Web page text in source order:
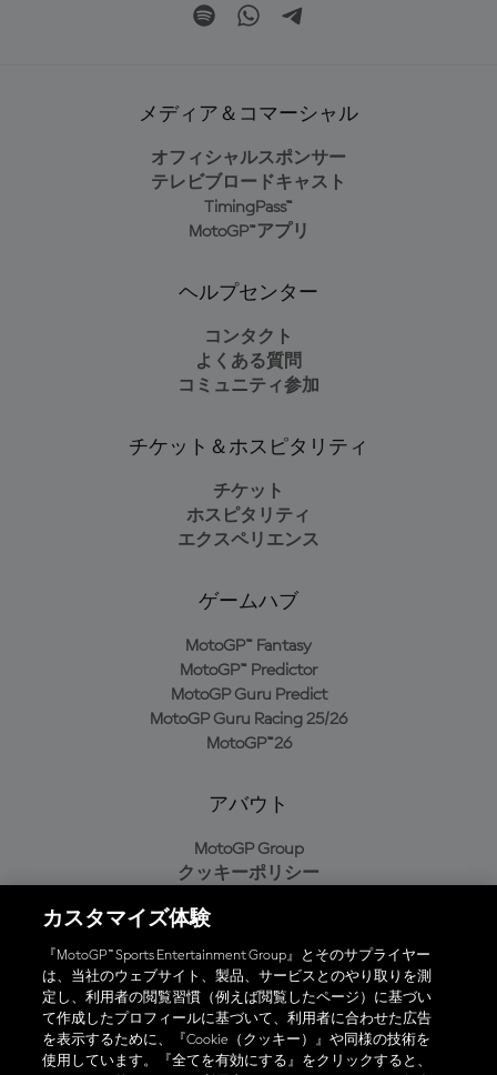
メディア＆コマーシャル
オフィシャルスポンサー
テレビブロードキャスト
TimingPass™
MotoGP™アプリ
ヘルプセンター
コンタクト
よくある質問
コミュニティ参加
チケット＆ホスピタリティ
チケット
ホスピタリティ
エクスペリエンス
ゲームハブ
MotoGP™ Fantasy
MotoGP™ Predictor
MotoGP Guru Predict
MotoGP Guru Racing 25/26
MotoGP™26
アバウト
MotoGP Group
クッキーポリシー
プライバシーポリシー
購入ポリシー
オフィシャルアプリ
カスタマイズ体験
『MotoGP™ Sports Entertainment Group』とそのサプライヤー
は、当社のウェブサイト、製品、サービスとのやり取りを測
定し、利用者の閲覧習慣（例えば閲覧したページ）に基づい
て作成したプロフィールに基づいて、利用者に合わせた広告
を表示するために、『Cookie（クッキー）』や同様の技術を
使用しています。『全てを有効にする』をクリックすると、